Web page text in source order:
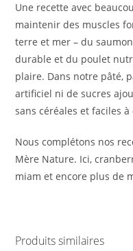
Une recette avec
maintenir des muscles
terre et mer – du
durable et du poulet
plaire. Dans notre pâté,
artificiel ni de sucres
sans céréales et faciles
Nous complétons nos
Mère Nature. Ici,
miam et encore plus de
Produits similaires